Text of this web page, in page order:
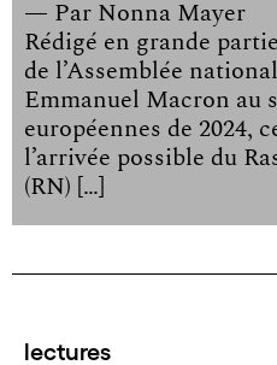
— Par Nonna Mayer
Rédigé en grande
de l’Assemblée
Emmanuel Macron au
européennes de 2024,
l’arrivée possible du
(RN) […]
lectures